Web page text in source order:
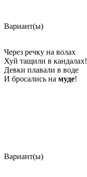
Вариант(ы)
Через речку на волах
Хуй тащили в кандалах!
Девки плавали в воде
И бросались на муде!
Вариант(ы)